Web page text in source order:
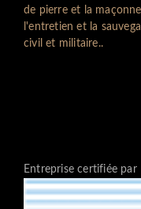
de pierre et la
l'entretien et la
civil et militaire..
Entreprise certifiée par